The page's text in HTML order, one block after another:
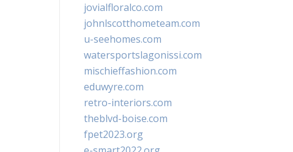
jovialfloralco.com
johnlscotthometeam.com
u-seehomes.com
watersportslagonissi.com
mischieffashion.com
eduwyre.com
retro-interiors.com
theblvd-boise.com
fpet2023.org